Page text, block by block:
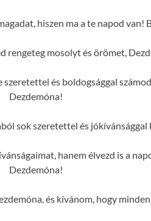
hiszen ma a te napod van!
rengeteg mosolyt és örömet,
szeretettel és boldogsággal
Dezdemóna!
sok szeretettel és jókívánsággal
hanem élvezd is a
Dezdemóna!
és kívánom, hogy